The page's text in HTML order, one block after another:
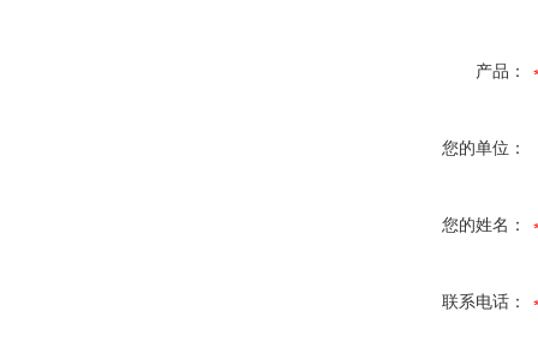
产品：
您的单位：
您的姓名：
联系电话：